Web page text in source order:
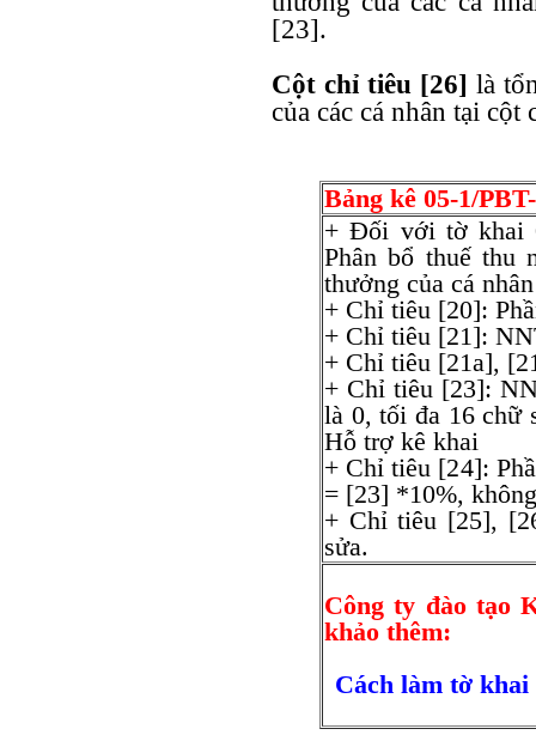
[23].
Cột chỉ tiêu [26]là
của các cá nhân tại
Bảng kê 05-1/
+ Đối với tờ khai
Phân bổ thuế thu
thưởng của cá
+ Chỉ tiêu [20]:
+ Chỉ tiêu [21]:
+ Chỉ tiêu [21a],
+ Chỉ tiêu [23]:
là 0, tối đa 16 chữ
Hỗ trợ kê khai
+ Chỉ tiêu [24]:
= [23] *10%,
+ Chỉ tiêu [25],
sửa.
Công ty đào tạo
khảo thêm:
Cách làm tờ